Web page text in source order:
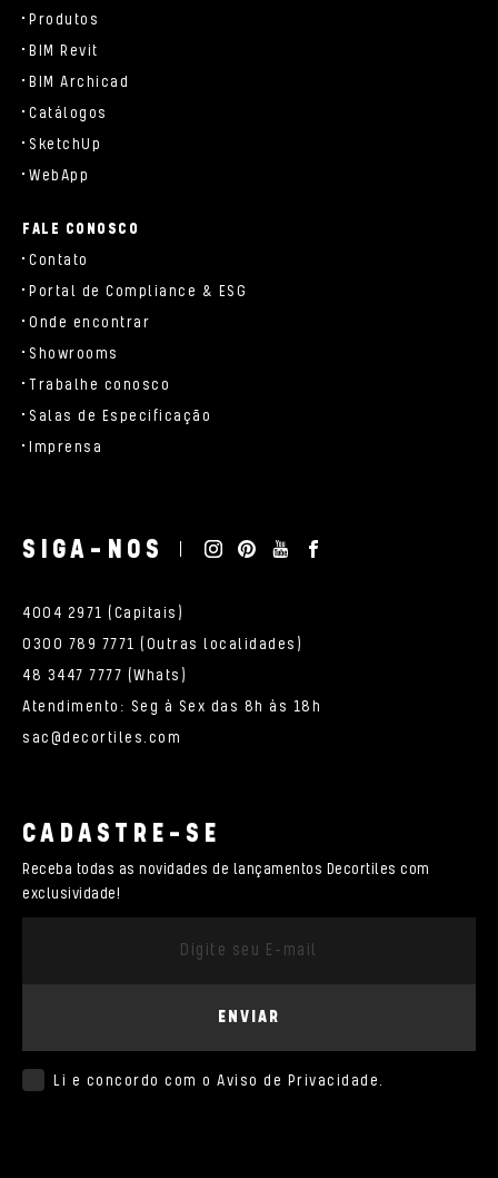
Produtos
BIM Revit
BIM Archicad
Catálogos
SketchUp
WebApp
FALE CONOSCO
Contato
Portal de Compliance & ESG
Onde encontrar
Showrooms
Trabalhe conosco
Salas de Especificação
Imprensa
SIGA-NOS
4004 2971 (Capitais)
0300 789 7771 (Outras localidades)
48 3447 7777 (Whats)
Atendimento: Seg à Sex das 8h às 18h
sac@decortiles.com
CADASTRE-SE
Receba todas as novidades de lançamentos Decortiles com
exclusividade!
ENVIAR
Li e concordo com o Aviso de Privacidade.